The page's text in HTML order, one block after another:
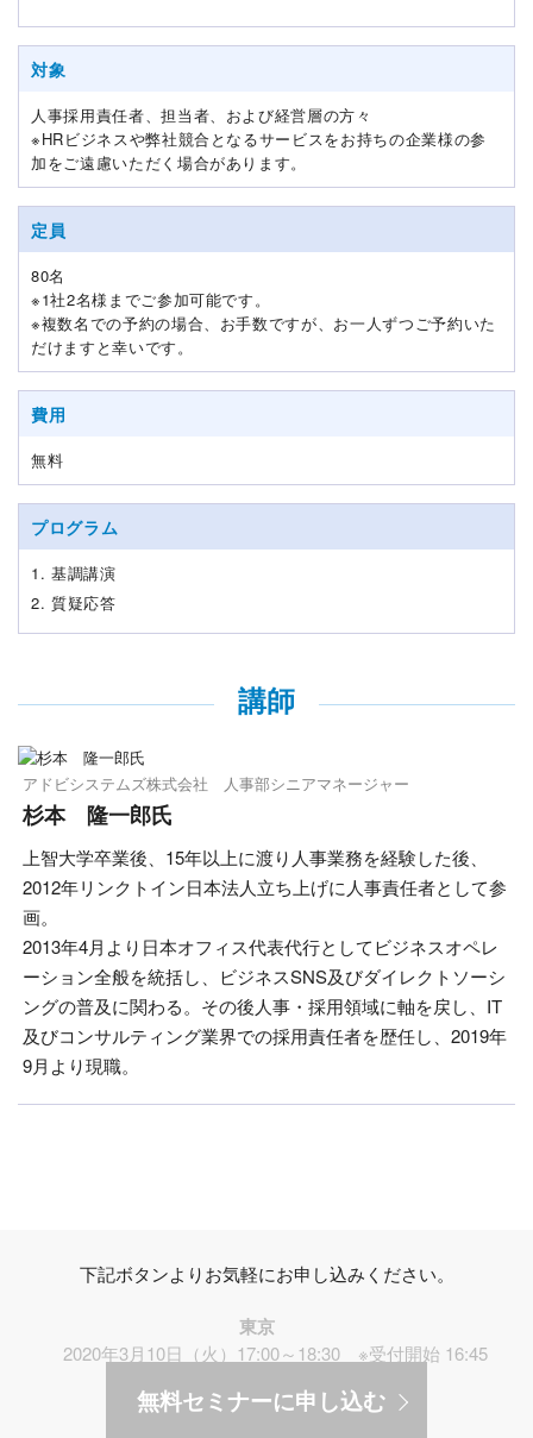
対象
人事採用責任者、担当者、および経営層の方々
※HRビジネスや弊社競合となるサービスをお持ちの企業様の参
加をご遠慮いただく場合があります。
定員
80名
※1社2名様までご参加可能です。
※複数名での予約の場合、お手数ですが、お一人ずつご予約いた
だけますと幸いです。
費用
無料
プログラム
1. 基調講演
2. 質疑応答
講師
アドビシステムズ株式会社 人事部シニアマネージャー
杉本 隆一郎氏
上智大学卒業後、15年以上に渡り人事業務を経験した後、
2012年リンクトイン日本法人立ち上げに人事責任者として参
画。
2013年4月より日本オフィス代表代行としてビジネスオペレ
ーション全般を統括し、ビジネスSNS及びダイレクトソーシ
ングの普及に関わる。その後人事・採用領域に軸を戻し、IT
及びコンサルティング業界での採用責任者を歴任し、2019年
9月より現職。
下記ボタンよりお気軽にお申し込みください。
東京
2020年3月10日（火）17:00～18:30 ※受付開始 16:45
無料セミナーに申し込む